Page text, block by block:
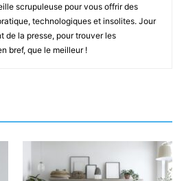
scrupuleuse pour vous offrir des
technologiques et insolites. Jour
de la presse, pour trouver les
bref, que le meilleur !